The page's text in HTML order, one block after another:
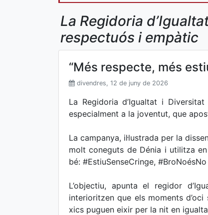
La Regidoria
respectuós i empàtic
“Més respecte, més
divendres, 12 de juny de 2026
La Regidoria d’Igualtat i
especialment a la joventut, que
La campanya, il·lustrada per la
molt coneguts de Dénia i utilitza
bé: #EstiuSenseCringe,
L’objectiu, apunta el regidor
interioritzen que els moments
xics puguen eixir per la nit en